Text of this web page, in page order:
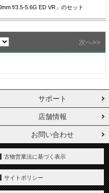
f/3.5-5.6G ED VR」のセット
次へ>>
サポート
店舗情報
お問い合わせ
古物営業法に基づく表示
サイトポリシー